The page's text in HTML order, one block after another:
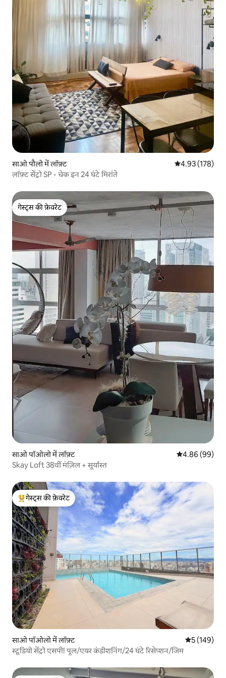
साओ पौलो में लॉफ़्ट औसत रेटिंग 5 में से
4.93 (178)
लॉफ़्ट सेंट्रो SP - चेक इन 24 घंटे मिरांते
गेस्ट्स की फ़ेवरेट
गेस्ट्स की फ़ेवरेट
साओ पॉओलो में लॉफ़्ट औसत रेटिंग 5 में
4.86 (99)
Skay Loft 38वीं मंज़िल + सूर्यास्त
गेस्ट्स का टॉप फ़ेवरेट
गेस्ट्स की फ़ेवरेट
साओ पॉओलो में लॉफ़्ट औसत रेटिंग 5
5 (149)
स्टूडियो सेंट्रो एसपी! पूल/एयर कंडीशनिंग/24 घंटे रिसेप्शन/जिम